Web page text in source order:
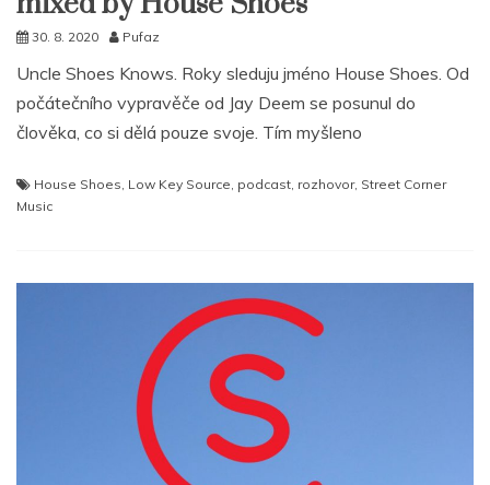
30. 8. 2020 Pufaz
Uncle Shoes Knows. Roky sleduju jméno House Shoes. Od
počátečního vypravěče od Jay Deem se posunul do
člověka, co si dělá pouze svoje. Tím myšleno
House Shoes Low Key Source podcast rozhovor, Street Corner
Music